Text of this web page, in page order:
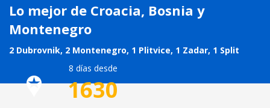
Lo mejor de Croacia, Bosnia y
Montenegro
2 Dubrovnik, 2 Montenegro, 1 Plitvice, 1 Zadar, 1 Split
8 días desde
1630